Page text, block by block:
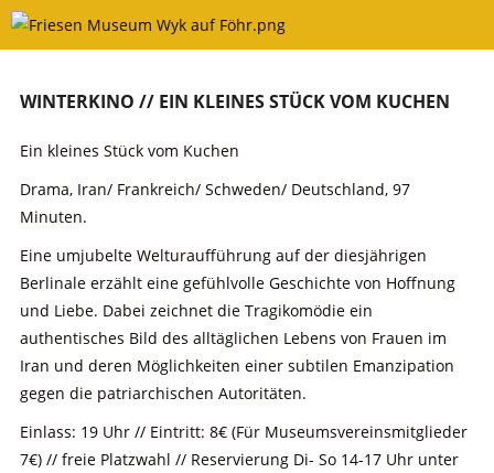
Skip
WINTERKINO // EIN KLEINES STÜCK VOM KUCHEN
Ein kleines Stück vom Kuchen
Drama, Iran/ Frankreich/ Schweden/ Deutschland, 97
Minuten.
Eine umjubelte Welturaufführung auf der diesjährigen
Berlinale erzählt eine gefühlvolle Geschichte von Hoffnung
und Liebe. Dabei zeichnet die Tragikomödie ein
authentisches Bild des alltäglichen Lebens von Frauen im
Iran und deren Möglichkeiten einer subtilen Emanzipation
gegen die patriarchischen Autoritäten.
Einlass: 19 Uhr // Eintritt: 8€ (Für Museumsvereinsmitglieder
7€) // freie Platzwahl // Reservierung Di- So 14-17 Uhr unter